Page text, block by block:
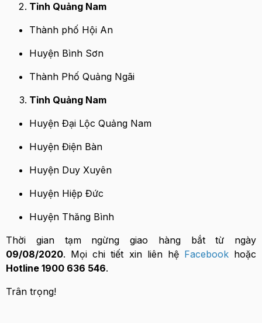
Tỉnh Quảng Nam
Thành phố Hội An
Huyện Bình Sơn
Thành Phố Quảng Ngãi
Tỉnh Quảng Nam
Huyện Đại Lộc Quảng Nam
Huyện Điện Bàn
Huyện Duy Xuyên
Huyện Hiệp Đức
Huyện Thăng Bình
Thời gian tạm ngừng giao hàng bắt từ ngày
09/08/2020. Mọi chi tiết xin liên hệ Facebook hoặc
Hotline 1900 636 546.
Trân trọng!